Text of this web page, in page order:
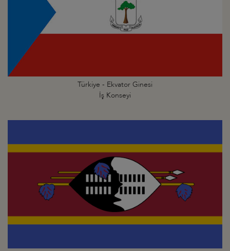
Türkiye - Ekvator Ginesi
İş Konseyi